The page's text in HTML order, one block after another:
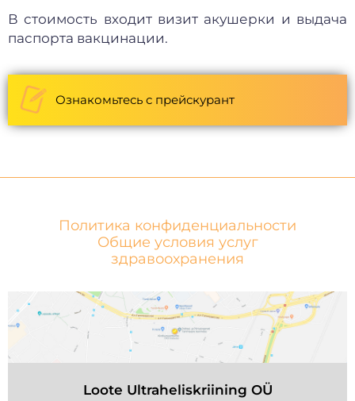
В стоимость входит визит акушерки и выдача
паспорта вакцинации.
Ознакомьтесь с прейскурант
Политика конфиденциальности
Общие условия услуг
здравоохранения
Loote Ultraheliskriining OÜ